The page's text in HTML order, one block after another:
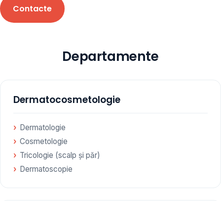
Programare
Contacte
Departamente
Dermatocosmetologie
Dermatologie
Cosmetologie
Tricologie (scalp și păr)
Dermatoscopie